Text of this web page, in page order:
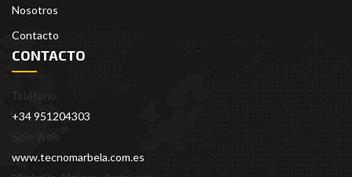
Nosotros
Contacto
CONTACTO
Teléfono:
+34 951204303
Sitio Web:
www.tecnomarbela.com.es